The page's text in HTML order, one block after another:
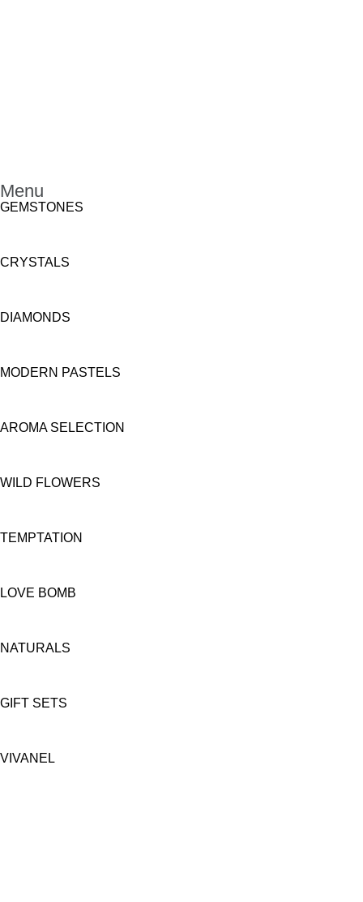
Menu
GEMSTONES
CRYSTALS
DIAMONDS
MODERN PASTELS
AROMA SELECTION
WILD FLOWERS
TEMPTATION
LOVE BOMB
NATURALS
GIFT SETS
VIVANEL